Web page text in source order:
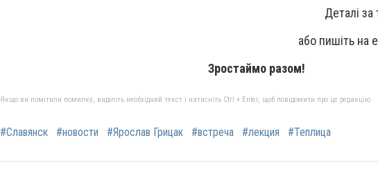
Деталі
або пишіть на
Зростаймо разом!
Якщо ви помітили помилку, виділіть необхідний текст і натисніть Ctrl + Enter, щоб повідомити про це редакцію
#Славянск #новости #Ярослав Грицак #встреча #лекция #Теплица